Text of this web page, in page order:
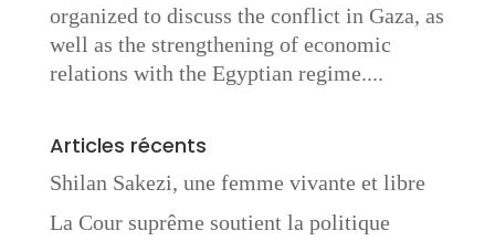
organized to discuss the conflict in Gaza, as
well as the strengthening of economic
relations with the Egyptian regime....
Articles récents
Shilan Sakezi, une femme vivante et libre
La Cour suprême soutient la politique